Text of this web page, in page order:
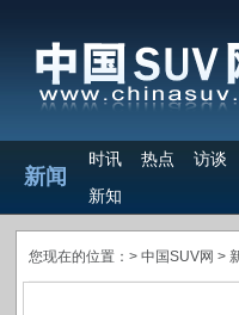
新闻
时讯 热点
访谈
新知
您现在的位置：> 中国SUV网 >